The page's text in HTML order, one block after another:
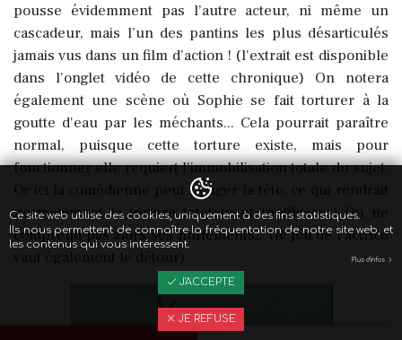
pousse évidemment pas l’autre acteur, ni même un
cascadeur, mais l’un des pantins les plus désarticulés
jamais vus dans un film d’action ! (l'extrait est disponible
dans l'onglet vidéo de cette chronique) On notera
également une scène où Sophie se fait torturer à la
goutte d'eau par les méchants... Cela pourrait paraître
normal, puisque cette torture existe, mais pour
fonctionner elle requiert l'immobilisation totale du sujet.
Or ici la comédienne peut bouger la tête, ce qui rendrait
normalement la torture totalement inefficace ! On ne
comprend pas alors ses hurlements... (le jeu de l'actrice
Ce site web utilise des cookies, uniquement à des fins statistiques.
Ils nous permettent de connaître la fréquentation de notre site web, et
les contenus qui vous intéressent.
Plus d'infos
J'ACCEPTE
JE REFUSE